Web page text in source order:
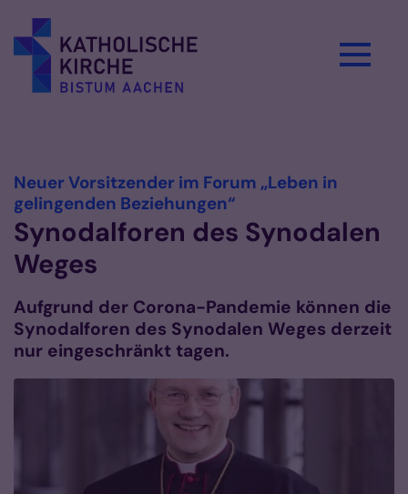
Neuer Vorsitzender im Forum „Leben in
gelingenden Beziehungen“:
Synodalforen des Synodalen
Weges
Aufgrund der Corona-Pandemie können die
Synodalforen des Synodalen Weges derzeit
nur eingeschränkt tagen.